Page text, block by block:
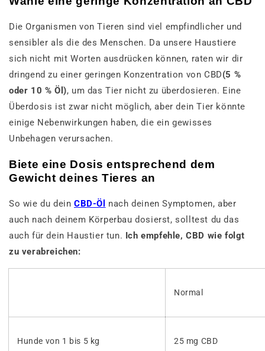
Die Organismen von Tieren sind viel empfindlicher und
sensibler als die des Menschen. Da unsere Haustiere
sich nicht mit Worten ausdrücken können, raten wir dir
dringend zu einer geringen Konzentration von CBD(5 %
oder 10 % Öl), um das Tier nicht zu überdosieren. Eine
Überdosis ist zwar nicht möglich, aber dein Tier könnte
einige Nebenwirkungen haben, die ein gewisses
Unbehagen verursachen.
Biete eine Dosis entsprechend dem
Gewicht deines Tieres an
So wie du dein CBD-Öl
nach deinen Symptomen, aber
auch nach deinem Körperbau dosierst, solltest du das
auch für dein Haustier tun. Ich empfehle, CBD wie folgt
zu verabreichen:
Normal
Hunde von 1 bis 5 kg 25 mg CBD